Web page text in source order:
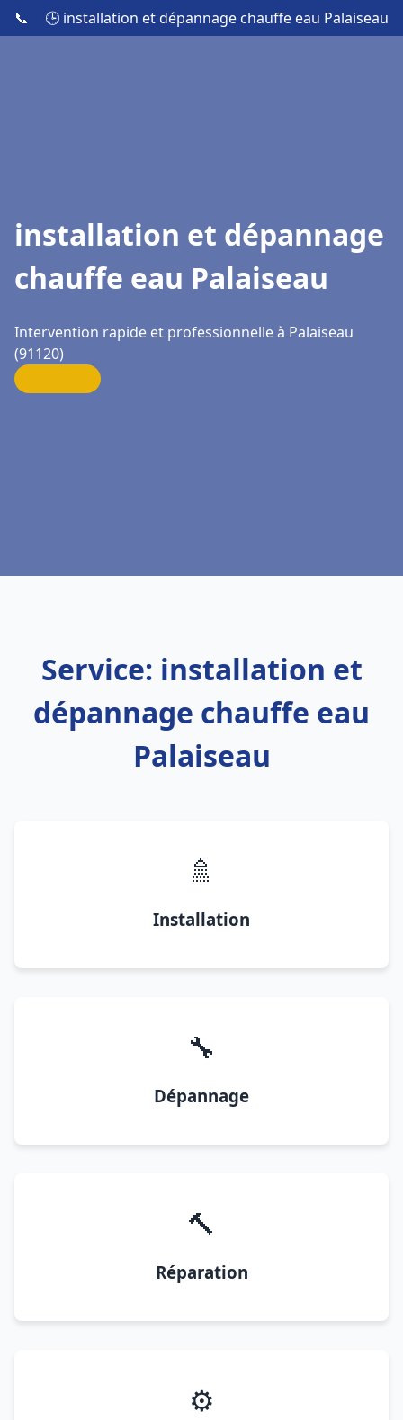
📞 🕒 installation et dépannage chauffe eau Palaiseau
installation et dépannage
chauffe eau Palaiseau
Intervention rapide et professionnelle à Palaiseau
(91120)
Service: installation et
dépannage chauffe eau
Palaiseau
🚿
Installation
🔧
Dépannage
🔨
Réparation
⚙️